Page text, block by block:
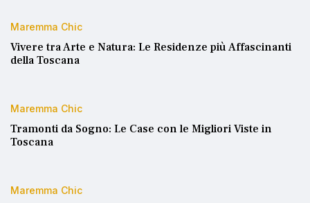
Maremma Chic
Vivere tra Arte e Natura: Le Residenze più Affascinanti
della Toscana
Maremma Chic
Tramonti da Sogno: Le Case con le Migliori Viste in
Toscana
Maremma Chic